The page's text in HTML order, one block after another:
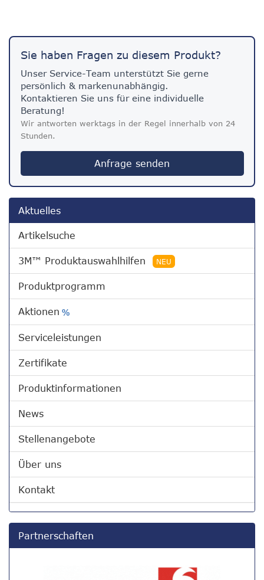
Sie haben Fragen zu diesem Produkt?
Unser Service-Team unterstützt Sie gerne
persönlich & markenunabhängig.
Kontaktieren Sie uns für eine individuelle
Beratung!
Wir antworten werktags in der Regel innerhalb von 24
Stunden.
Anfrage senden
Aktuelles
Artikelsuche
3M™ Produktauswahlhilfen NEU
Produktprogramm
Aktionen %
Serviceleistungen
Zertifikate
Produktinformationen
News
Stellenangebote
Über uns
Kontakt
Partnerschaften